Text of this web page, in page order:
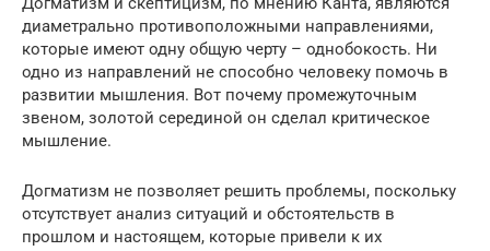
диаметрально противоположными направлениями,
которые имеют одну общую черту – однобокость. Ни
одно из направлений не способно человеку помочь в
развитии мышления. Вот почему промежуточным
звеном, золотой серединой он сделал критическое
мышление.
Догматизм не позволяет решить проблемы, поскольку
отсутствует анализ ситуаций и обстоятельств в
прошлом и настоящем, которые привели к их